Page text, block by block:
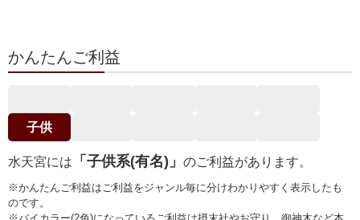
かんたんご利益
子供
水天宮には 「子供系(有名)」 のご利益があります。
※かんたんご利益はご利益をジャンル毎に分けわかりやすく表示したも
のです。